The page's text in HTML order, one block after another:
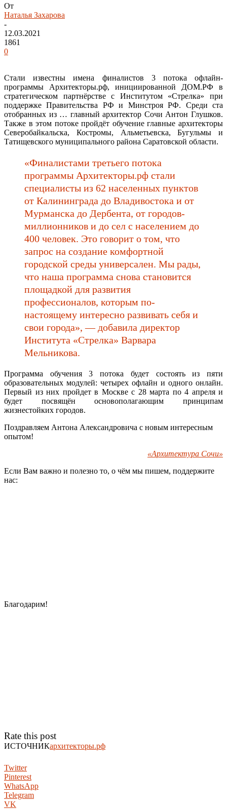
От
Наталья Захарова
-
12.03.2021
1861
0
Стали известны имена финалистов 3 потока офлайн-
программы Архитекторы.рф, инициированной ДОМ.РФ в
стратегическом партнёрстве с Институтом «Стрелка» при
поддержке Правительства РФ и Минстроя РФ. Среди ста
отобранных из … главный архитектор Сочи Антон Глушков.
Также в этом потоке пройдёт обучение главные архитекторы
Северобайкальска, Костромы, Альметьевска, Бугульмы и
Татищевского муниципального района Саратовской области.
«Финалистами третьего потока
программы Архитекторы.рф стали
специалисты из 62 населенных пунктов
от Калининграда до Владивостока и от
Мурманска до Дербента, от городов-
миллионников и до сел с населением до
400 человек. Это говорит о том, что
запрос на создание комфортной
городской среды универсален. Мы рады,
что наша программа снова становится
площадкой для развития
профессионалов, которым по-
настоящему интересно развивать себя и
свои города», — добавила директор
Института «Стрелка» Варвара
Мельникова.
Программа обучения 3 потока будет состоять из пяти
образовательных модулей: четырех офлайн и одного онлайн.
Первый из них пройдет в Москве с 28 марта по 4 апреля и
будет посвящён основополагающим принципам
жизнестойких городов.
Поздравляем Антона Александровича с новым интересным
опытом!
«Архитектура Сочи»
Если Вам важно и полезно то, о чём мы пишем, поддержите
нас:
Благодарим!
Rate this post
ИСТОЧНИКархитекторы.рф
Twitter
Pinterest
WhatsApp
Telegram
VK